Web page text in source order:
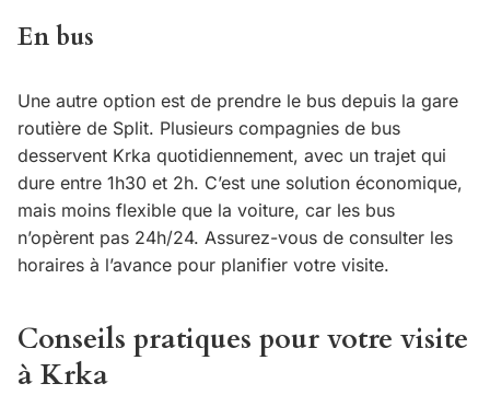
En bus
Une autre option est de prendre le bus depuis la gare
routière de Split. Plusieurs compagnies de bus
desservent Krka quotidiennement, avec un trajet qui
dure entre 1h30 et 2h. C’est une solution économique,
mais moins flexible que la voiture, car les bus
n’opèrent pas 24h/24. Assurez-vous de consulter les
horaires à l’avance pour planifier votre visite.
Conseils pratiques pour votre visite
à Krka